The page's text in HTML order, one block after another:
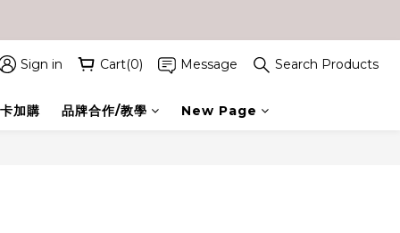
Sign in Cart(0) Message Search Products
加購 品牌合作/教學 New Page